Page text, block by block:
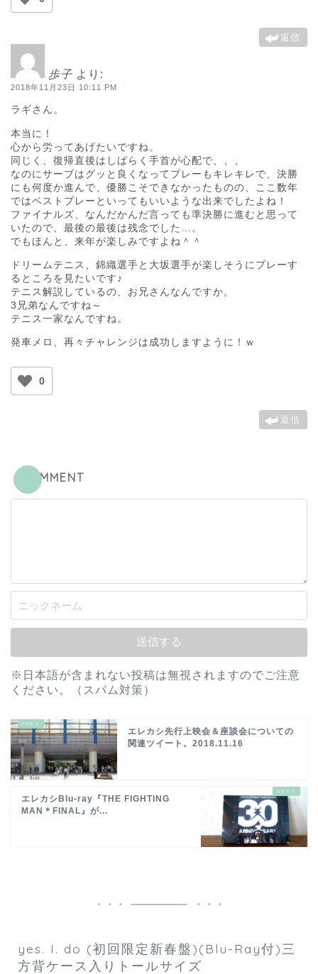
返信
歩子 より:
2018年11月23日 10:11 PM
ラギさん。
本当に！
心から労ってあげたいですね。
同じく、復帰直後はしばらく手首が心配で、、、
なのにサーブはグッと良くなってプレーもキレキレで、決勝
にも何度か進んで、優勝こそできなかったものの、ここ数年
ではベストプレーといってもいいような出来でしたよね！
ファイナルズ、なんだかんだ言っても準決勝に進むと思って
いたので、最後の最後は残念でした…。
でもほんと、来年が楽しみですよね＾＾
ドリームテニス、錦織選手と大坂選手が楽しそうにプレーす
るところを見たいです♪
テニス解説しているの、お兄さんなんですか。
3兄弟なんですね～
テニス一家なんですね。
発車メロ、再々チャレンジは成功しますように！ｗ
0
返信
COMMENT
※日本語が含まれない投稿は無視されますのでご注意
ください。（スパム対策）
エレカシ先行上映会＆座談会についての
関連ツイート。2018.11.16
エレカシBlu-ray『THE FIGHTING
MAN＊FINAL』が...
yes. I. do (初回限定新春盤)(Blu-Ray付)三
方背ケース入りトールサイズ